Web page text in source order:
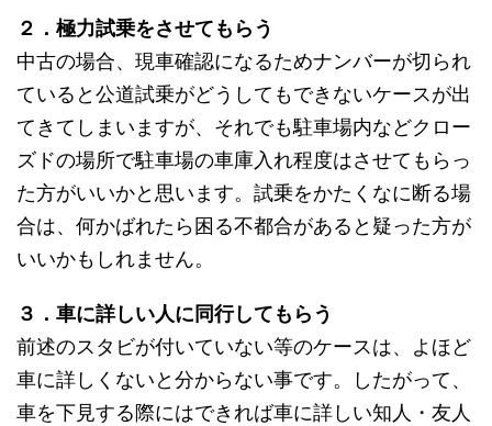
２．極力試乗をさせてもらう
中古の場合、現車確認になるためナンバーが切られ
ていると公道試乗がどうしてもできないケースが出
てきてしまいますが、それでも駐車場内などクロー
ズドの場所で駐車場の車庫入れ程度はさせてもらっ
た方がいいかと思います。試乗をかたくなに断る場
合は、何かばれたら困る不都合があると疑った方が
いいかもしれません。
３．車に詳しい人に同行してもらう
前述のスタビが付いていない等のケースは、よほど
車に詳しくないと分からない事です。したがって、
車を下見する際にはできれば車に詳しい知人・友人